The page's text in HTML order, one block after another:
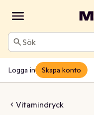
Sök
Logga in Skapa konto
Vitamindryck
Jordgubb/Rabarber